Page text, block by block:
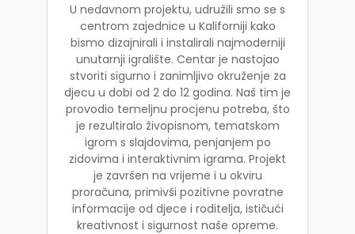
U nedavnom projektu, udružili smo se s
centrom zajednice u Kaliforniji kako
bismo dizajnirali i instalirali najmoderniji
unutarnji igralište. Centar je nastojao
stvoriti sigurno i zanimljivo okruženje za
djecu u dobi od 2 do 12 godina. Naš tim je
provodio temeljnu procjenu potreba, što
je rezultiralo živopisnom, tematskom
igrom s slajdovima, penjanjem po
zidovima i interaktivnim igrama. Projekt
je završen na vrijeme i u okviru
proračuna, primivši pozitivne povratne
informacije od djece i roditelja, ističući
kreativnost i sigurnost naše opreme.